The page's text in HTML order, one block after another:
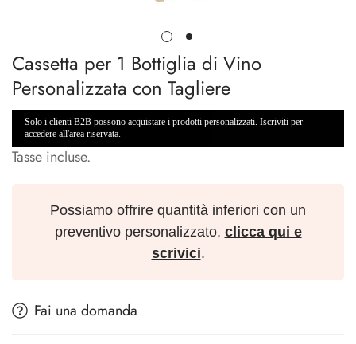
Cassetta per 1 Bottiglia di Vino
Personalizzata con Tagliere
Solo i clienti B2B possono acquistare i prodotti personalizzati. Iscriviti per
accedere all'area riservata.
Tasse incluse.
Possiamo offrire quantità inferiori con un
preventivo personalizzato, clicca qui e
scrivici.
Fai una domanda